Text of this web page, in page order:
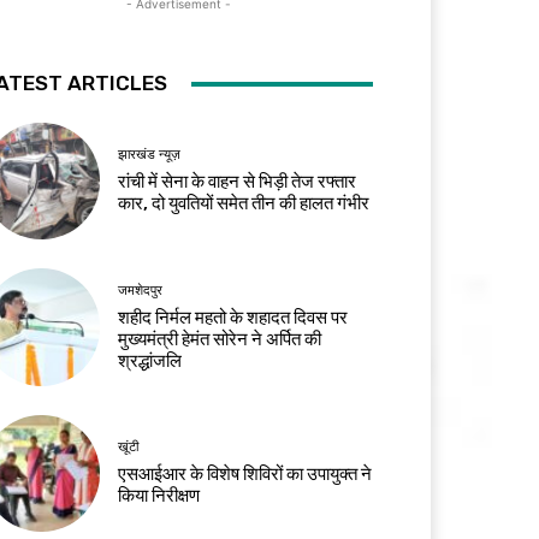
- Advertisement -
ARTICLES
झारखंड न्यूज़
रांची में सेना के वाहन से भिड़ी तेज रफ्तार
कार, दो युवतियों समेत तीन की हालत गंभीर
जमशेदपुर
शहीद निर्मल महतो के शहादत दिवस पर
मुख्यमंत्री हेमंत सोरेन ने अर्पित की
श्रद्धांजलि
खूंटी
एसआईआर के विशेष शिविरों का उपायुक्त ने
किया निरीक्षण